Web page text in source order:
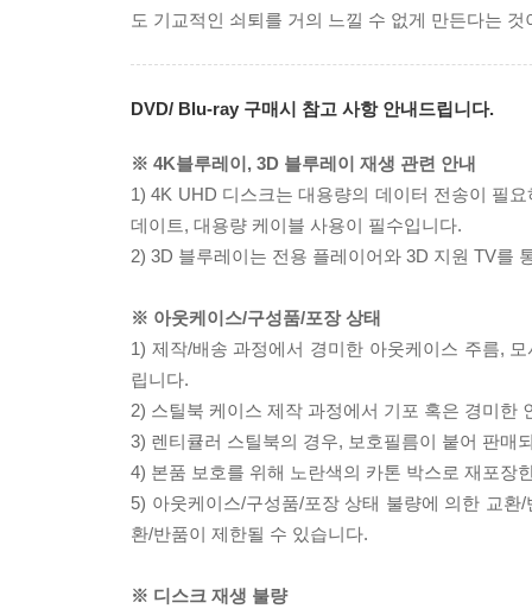
도 기교적인 쇠퇴를 거의 느낄 수 없게 만든다는 것
DVD/ Blu-ray 구매시 참고 사항 안내드립니다.
※ 4K블루레이, 3D 블루레이 재생 관련 안내
1) 4K UHD 디스크는 대용량의 데이터 전송이 필
데이트, 대용량 케이블 사용이 필수입니다.
2) 3D 블루레이는 전용 플레이어와 3D 지원 TV를
※ 아웃케이스/구성품/포장 상태
1) 제작/배송 과정에서 경미한 아웃케이스 주름,
립니다.
2) 스틸북 케이스 제작 과정에서 기포 혹은 경미한
3) 렌티큘러 스틸북의 경우, 보호필름이 붙어 판매
4) 본품 보호를 위해 노란색의 카톤 박스로 재포장
5) 아웃케이스/구성품/포장 상태 불량에 의한 교
환/반품이 제한될 수 있습니다.
※ 디스크 재생 불량